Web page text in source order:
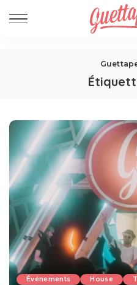
Événements House